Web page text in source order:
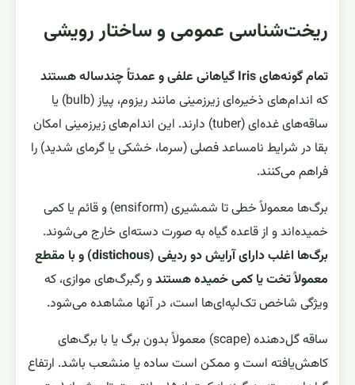
ریخت‌شناسی عمومی و ساختار رویشی
تمام گونه‌های Iris گیاهانی علفی و عمدتاً چندساله هستند
که اندام‌های ذخیره‌ای زیرزمینی مانند ریزوم، پیاز (bulb) یا
ساقه‌های غده‌ای (tuber) دارند. این اندام‌های زیرزمینی امکان
بقا در شرایط نامساعد فصلی (سرما، خشکی یا گرمای شدید) را
فراهم می‌کنند.
برگ‌ها معمولاً خطی تا شمشیری (ensiform) و قائم یا کمی
خمیده‌اند و از قاعده گیاه به صورت دسته‌ای خارج می‌شوند.
برگ‌ها اغلب دارای آرایش دو ردیفی (distichous) و با مقطع
معمولاً تخت یا کمی خمیده هستندو رگبرگ‌های موازی، که
ویژگی شاخص تک‌لپه‌ای‌ها است، در آنها مشاهده می‌شود.
ساقه گل‌دهنده (scape) معمولاً بدون برگ یا با برگ‌های
کاهش‌یافته است و ممکن است ساده یا منشعب باشد. ارتفاع